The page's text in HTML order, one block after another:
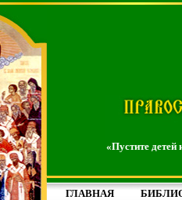
«Пустите детей
ГЛАВНАЯ